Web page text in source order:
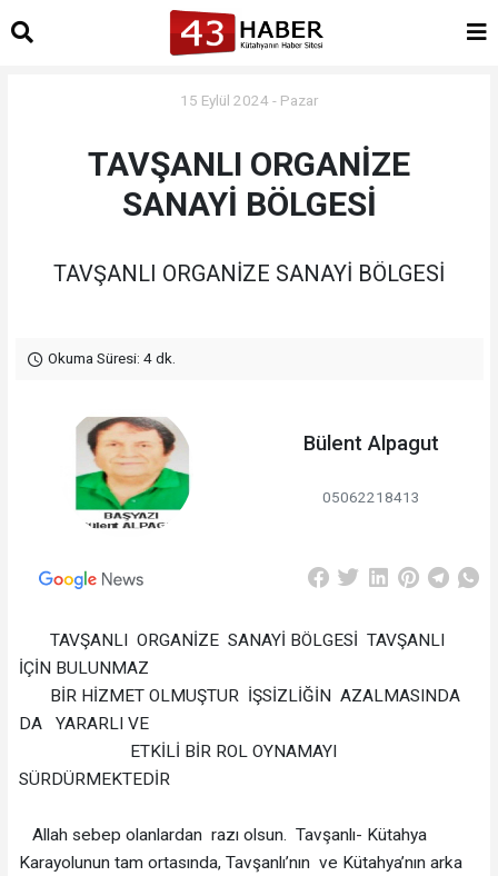
15 Eylül 2024 - Pazar
TAVŞANLI ORGANİZE
SANAYİ BÖLGESİ
TAVŞANLI ORGANİZE SANAYİ BÖLGESİ
Okuma Süresi: 4 dk.
Bülent Alpagut
05062218413
TAVŞANLI ORGANİZE SANAYİ BÖLGESİ TAVŞANLI
İÇİN BULUNMAZ
BİR HİZMET OLMUŞTUR İŞSİZLİĞİN AZALMASINDA
DA YARARLI VE
ETKİLİ BİR ROL OYNAMAYI
SÜRDÜRMEKTEDİR
Allah sebep olanlardan razı olsun. Tavşanlı- Kütahya
Karayolunun tam ortasında, Tavşanlı’nın ve Kütahya’nın arka